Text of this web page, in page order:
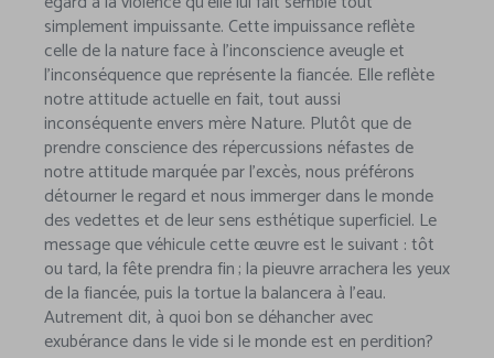
simplement impuissante. Cette impuissance reflète
celle de la nature face à l’inconscience aveugle et
l’inconséquence que représente la fiancée. Elle reflète
notre attitude actuelle en fait, tout aussi
inconséquente envers mère Nature. Plutôt que de
prendre conscience des répercussions néfastes de
notre attitude marquée par l’excès, nous préférons
détourner le regard et nous immerger dans le monde
des vedettes et de leur sens esthétique superficiel. Le
message que véhicule cette œuvre est le suivant : tôt
ou tard, la fête prendra fin ; la pieuvre arrachera les yeux
de la fiancée, puis la tortue la balancera à l’eau.
Autrement dit, à quoi bon se déhancher avec
exubérance dans le vide si le monde est en perdition?